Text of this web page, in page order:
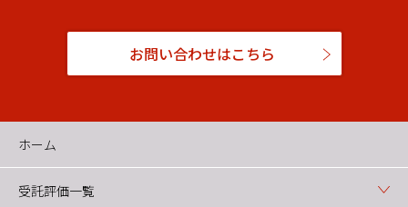
お問い合わせはこちら
ホーム
受託評価一覧